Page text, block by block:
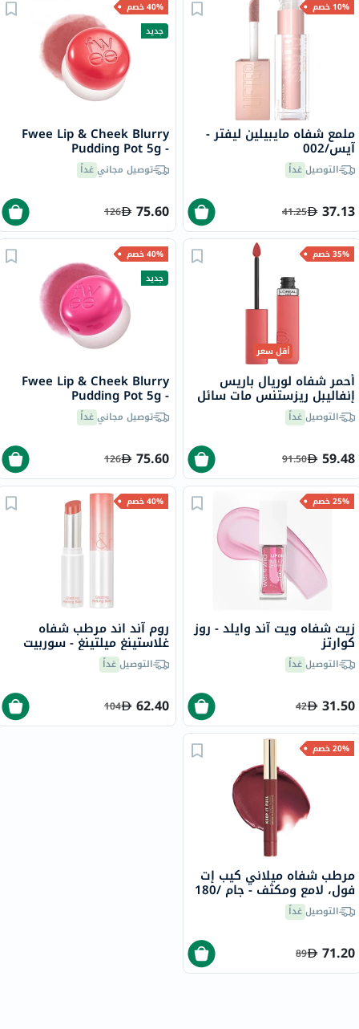
10% خصم
ملمع شفاه مايبيلين ليفتر -
آيس/002
التوصيلغداً
37.13
41.25
40% خصم
جديد
Fwee Lip & Cheek Blurry
Pudding Pot 5g -
Seventeen/CR04
توصيل مجانيغداً
75.60
126
35% خصم
أقل سعر
أحمر شفاه لوريال باريس
إنفاليبل ريزستنس مات سائل
- سمر فلينغ/625
التوصيلغداً
59.48
91.50
40% خصم
جديد
Fwee Lip & Cheek Blurry
Pudding Pot 5g -
Cherry/PK03
توصيل مجانيغداً
75.60
126
25% خصم
زيت شفاه ويت آند وايلد - روز
كوارتز
التوصيلغداً
31.50
42
40% خصم
روم آند اند مرطب شفاه
غلاستينغ ميلتينغ - سوربيت
بالم /03، 3.5 جرامالتوصيلغداً
62.40
104
20% خصم
مرطب شفاه ميلاني كيب إت
فول، لامع ومكثف - جام /180
التوصيلغداً
71.20
89